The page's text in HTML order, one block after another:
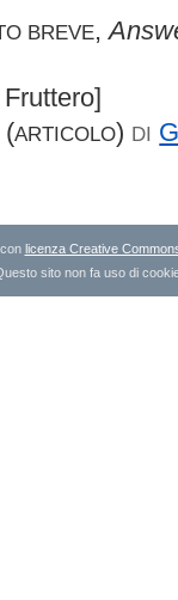
BREVE,
(ARTICOLO) DI
licenza Creative
sito non fa uso di